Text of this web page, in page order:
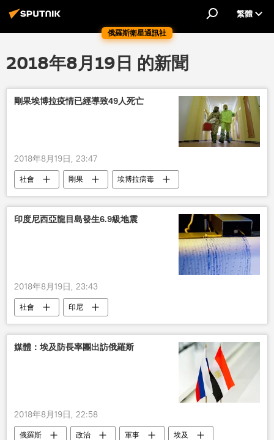
俄羅斯衛星通訊社
繁體
2018年8月19日 的新聞
剛果埃博拉疫情已經導致49人死亡
2018年8月19日, 23:47
社會 剛果 埃博拉病毒
印度尼西亞龍目島發生6.9級地震
2018年8月19日, 23:43
社會 印尼
媒體：埃及防長率團出訪俄羅斯
2018年8月19日, 22:58
俄羅斯 政治 軍事 埃及